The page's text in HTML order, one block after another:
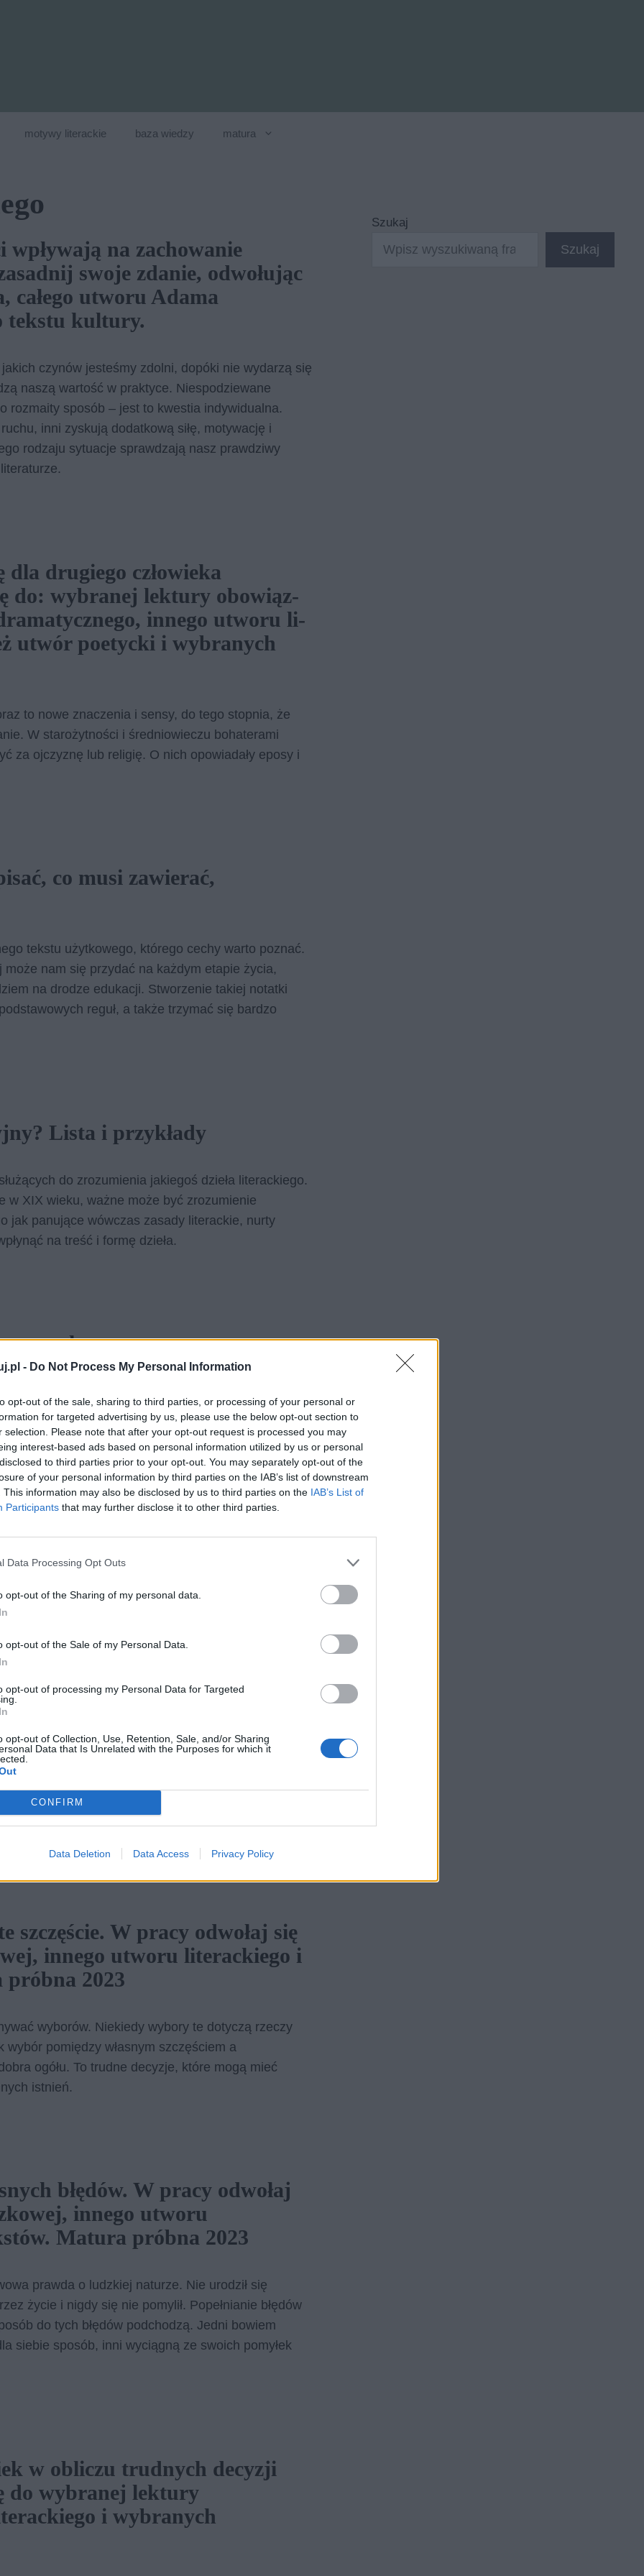
- Do Not Process My Personal Information
opt-out of the sale, sharing to third parties, or processing of your personal or
for targeted advertising by us, please use the below opt-out section to
selection. Please note that after your opt-out request is processed you may
interest-based ads based on personal information utilized by us or personal
to third parties prior to your opt-out. You may separately opt-out of the
of your personal information by third parties on the IAB’s list of downstream
This information may also be disclosed by us to third parties on the IAB’s List of
Participants that may further disclose it to other third parties.
Data Processing Opt Outs
opt-out of the Sharing of my personal data.
opt-out of the Sale of my Personal Data.
opt-out of processing my Personal Data for Targeted
opt-out of Collection, Use, Retention, Sale, and/or Sharing
Data that Is Unrelated with the Purposes for which it
CONFIRM
Data Deletion Data Access Privacy Policy
motywy literackie baza wiedzy matura
wpływają na zachowanie
swoje zdanie, odwołując
całego utworu Adama
tekstu kultury.
czynów jesteśmy zdolni, dopóki nie wydarzą się
naszą wartość w praktyce. Niespodziewane
rozmaity sposób – jest to kwestia indywidualna.
inni zyskują dodatkową siłę, motywację i
rodzaju sytuacje sprawdzają nasz prawdziwy
dla drugiego człowieka
do: wy­bra­nej lek­tu­ry obo­wiąz­
in­ne­go utwo­ru li­
utwór po­etyc­ki i wy­bra­nych
to nowe znaczenia i sensy, do tego stopnia, że
W starożytności i średniowieczu bohaterami
za ojczyznę lub religię. O nich opowiadały eposy i
co musi zawierać,
tekstu użytkowego, którego cechy warto poznać.
nam się przydać na każdym etapie życia,
na drodze edukacji. Stworzenie takiej notatki
reguł, a także trzymać się bardzo
Lista i przykłady
do zrozumienia jakiegoś dzieła literackiego.
w XIX wieku, ważne może być zrozumienie
jak panujące wówczas zasady literackie, nurty
na treść i formę dzieła.
wykorzystana w utworze
odwołaj się do: Szewców
utworów literackich z dwóch
wiele definicji. Od wielu lat, rozmaici
nad właściwym jej umiejscowieniem w terminologii
powiedzieć, że groteska to zabieg literacki, który
elementów, które reprezentują skrajnie
zażenowania, absurdu, bądź śmiechu.
pełni konstrukcja czasu.
fragment tekstu Doroty
się do: wybranej lektury
z dwóch różnych epok oraz
jego konstrukcji jesteśmy w stanie
nam autor, a także wyciągać z nich wnioski
traktuje w sposób nielinearny i osobliwy.
szczęście. W pracy odwołaj się
innego utworu literackiego i
2023
wyborów. Niekiedy wybory te dotyczą rzeczy
pomiędzy własnym szczęściem a
ogółu. To trudne decyzje, które mogą mieć
istnień.
błędów. W pracy odwołaj
innego utworu
Matura próbna 2023
prawda o ludzkiej naturze. Nie urodził się
życie i nigdy się nie pomylił. Popełnianie błędów
do tych błędów podchodzą. Jedni bowiem
siebie sposób, inni wyciągną ze swoich pomyłek
w obliczu trudnych decyzji
do wybranej lektury
i wybranych
Szukaj
Szukaj